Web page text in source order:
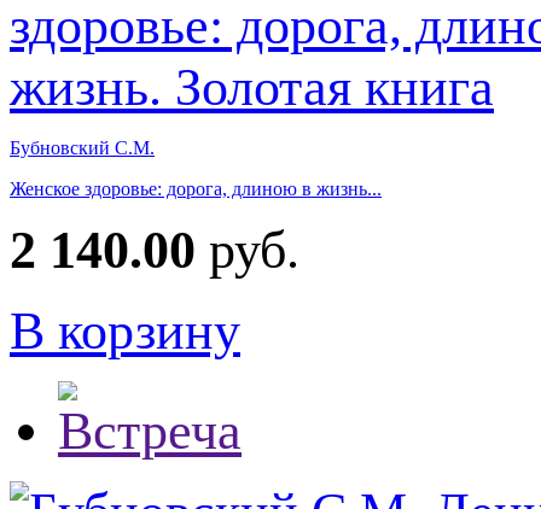
Бубновский С.М.
Женское здоровье: дорога, длиною в жизнь...
2 140.00 руб.
В корзину